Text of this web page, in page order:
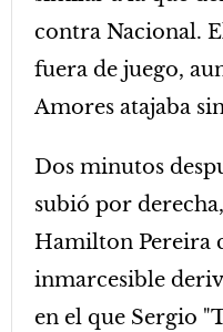
contra Nacional.
fuera de juego,
Amores atajaba
Dos minutos
subió por
Hamilton Pereira
inmarcesible
en el que Sergio